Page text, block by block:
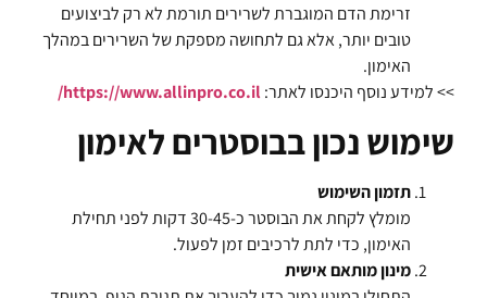
זרימת הדם המוגברת לשרירים תורמת לא רק לביצועים
טובים יותר, אלא גם לתחושה מספקת של השרירים במהלך
האימון.
>> למידע נוסף היכנסו לאתר:https://www.allinpro.co.il/
שימוש נכון בבוסטרים לאימון
תזמון השימוש
מומלץ לקחת את הבוסטר כ-30-45 דקות לפני תחילת
האימון, כדי לתת לרכיבים זמן לפעול.
מינון מותאם אישית